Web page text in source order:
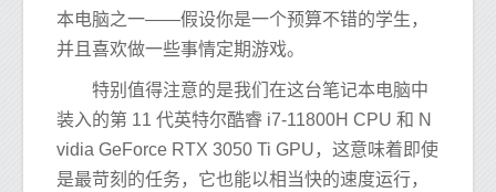
本电脑之一——假设你是一个预算不错的学生，
并且喜欢做一些事情定期游戏。
特别值得注意的是我们在这台笔记本电脑中
装入的第 11 代英特尔酷睿 i7-11800H CPU 和 N
vidia GeForce RTX 3050 Ti GPU，这意味着即使
是最苛刻的任务，它也能以相当快的速度运行，